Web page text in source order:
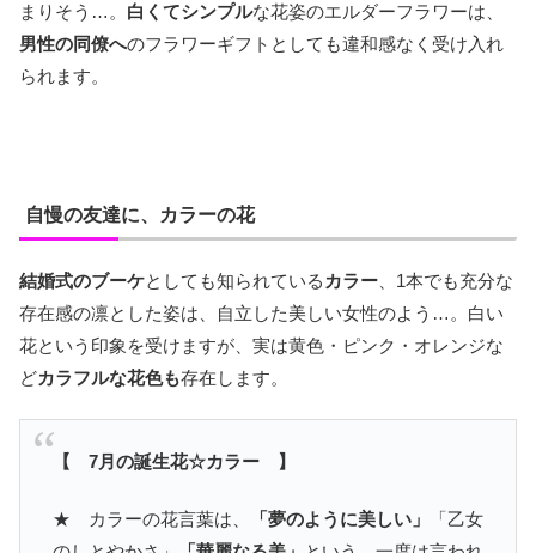
まりそう…。 白くてシンプルな花姿のエルダーフラワーは、
男性の同僚へのフラワーギフトとしても違和感なく受け入れ
られます。
自慢の友達に、カラーの花
結婚式のブーケとしても知られている カラー 、1本でも充分な
存在感の凛とした姿は、自立した美しい女性のよう…。白い
花という印象を受けますが、実は黄色・ピンク・オレンジな
どカラフルな花色も存在します。
【 7月の誕生花☆カラー 】
★ カラーの花言葉は、 「夢のように美しい」
「乙女